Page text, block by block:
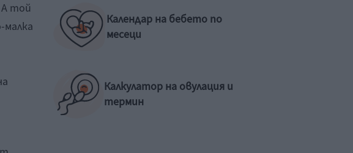
той
Календар на бебето по
месеци
Калкулатор на овулация и
термин